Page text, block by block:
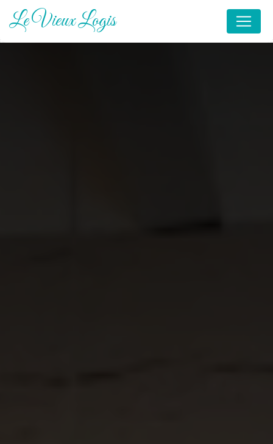
Le Vieux Logis
Panneau de gestion des cookies